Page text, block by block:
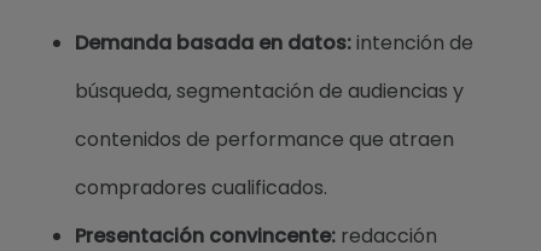
Demanda basada en datos:intención de
búsqueda, segmentación de audiencias y
contenidos de performance que atraen
compradores cualificados.
Presentación convincente: redacción